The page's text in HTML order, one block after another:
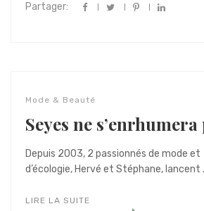
Partager:
Mode & Beauté
Seyes ne s’enrhumera
Depuis 2003, 2 passionnés de mode et
d’écologie, Hervé et Stéphane, lancent
LIRE LA SUITE